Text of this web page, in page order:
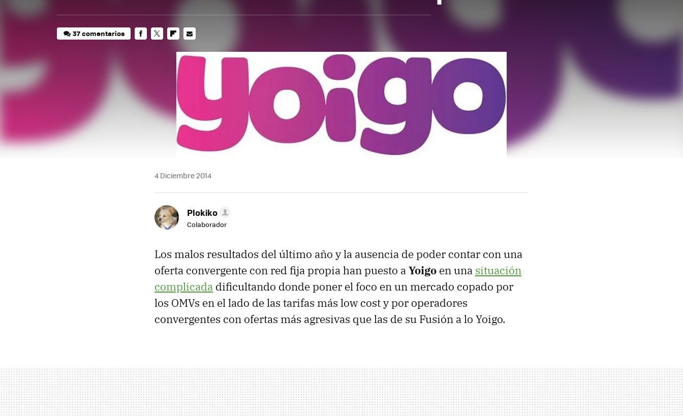
37 comentarios
MAIL
4 Diciembre 2014
Plokiko
Colaborador
Los malos resultados del último año y la ausencia de poder contar con una
oferta convergente con red fija propia han puesto aYoigo en una situación
complicada dificultando donde poner el foco en un mercado copado por
los OMVs en el lado de las tarifas más low cost y por operadores
convergentes con ofertas más agresivas que las de su Fusión a lo Yoigo.